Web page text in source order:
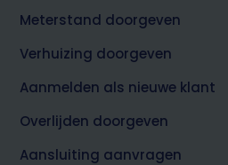
Meterstand doorgeven
Verhuizing doorgeven
Aanmelden als nieuwe klant
Overlijden doorgeven
Aansluiting aanvragen